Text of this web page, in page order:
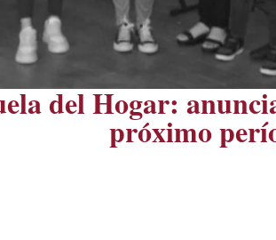
del Hogar:
próximo